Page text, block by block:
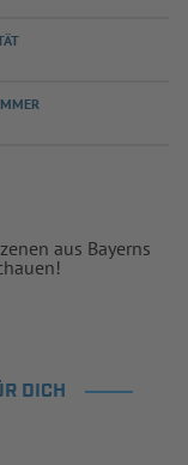
aus Bayerns
DICH